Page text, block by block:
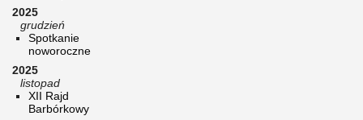
2025
grudzień
Spotkanie
noworoczne
2025
listopad
XII Rajd
Barbórkowy